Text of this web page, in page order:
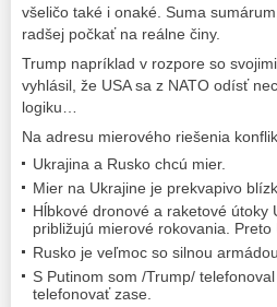
všeličo také i onaké. Suma
radšej počkať na reálne činy.
Trump napríklad v rozpore so
vyhlásil, že USA sa z NATO odísť
logiku…
Na adresu mierového riešenia
Ukrajina a Rusko chcú mier.
Mier na Ukrajine je prekvapivo
Hĺbkové dronové a raketové
približujú mierové rokovania.
Rusko je veľmoc so silnou
S Putinom som /Trump/
telefonovať zase.